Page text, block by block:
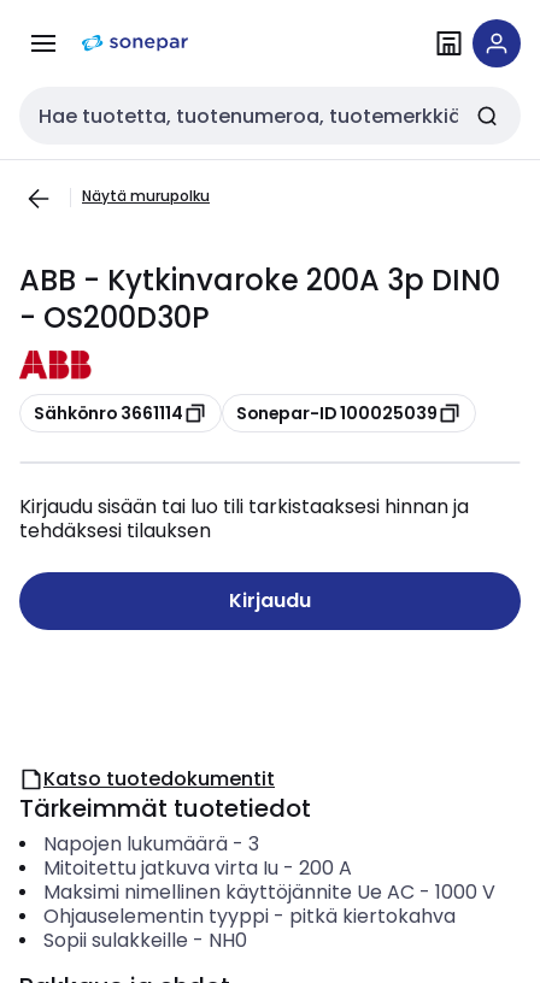
navigointiinsisältöön
Haku
Näytä murupolku
ABB - Kytkinvaroke 200A 3p DIN0
- OS200D30P
Kopioi
Sähkönro 3661114 Kopioi
Sonepar-ID 100025039
Kirjaudu sisään tai luo tili tarkistaaksesi hinnan ja
tehdäksesi tilauksen
Kirjaudu
Katso tuotedokumentit
Tärkeimmät tuotetiedot
Napojen lukumäärä- 3
Mitoitettu jatkuva virta Iu- 200 A
Maksimi nimellinen käyttöjännite Ue AC - 1000 V
Ohjauselementin tyyppi- pitkä kiertokahva
Sopii sulakkeille - NH0